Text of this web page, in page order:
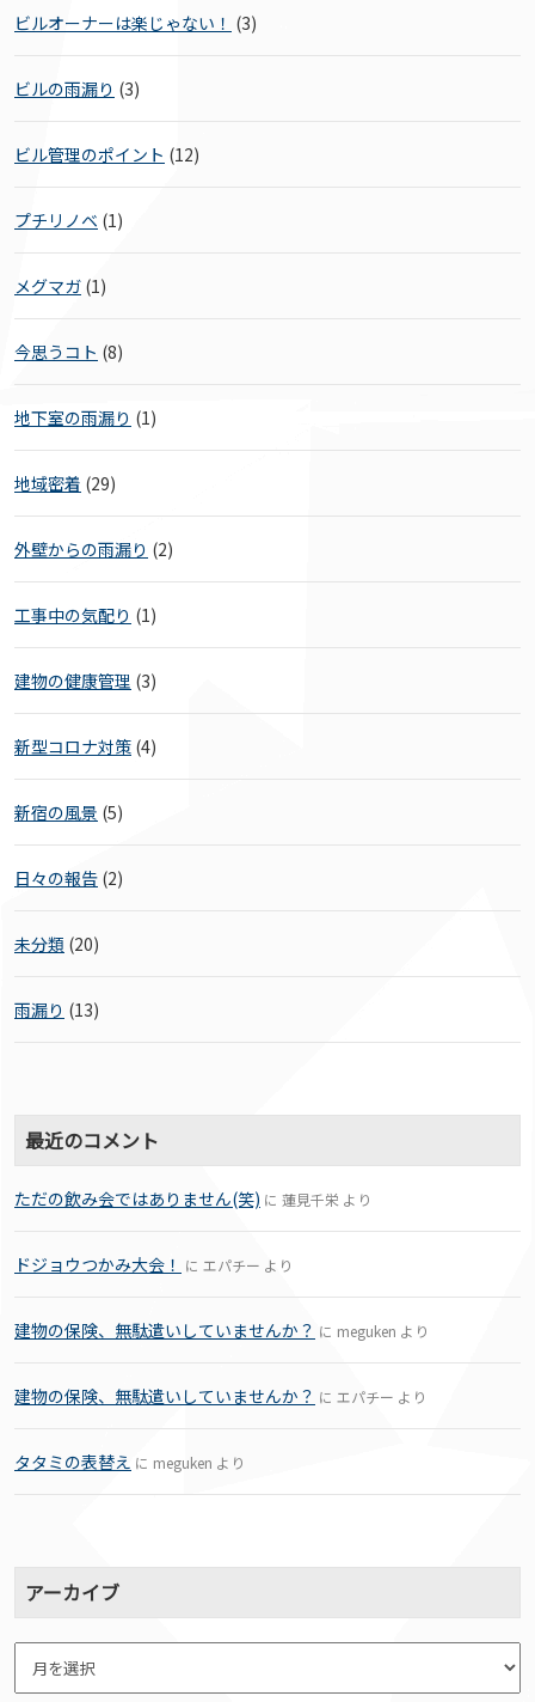
ビルオーナーは楽じゃない！ (3)
ビルの雨漏り (3)
ビル管理のポイント (12)
プチリノベ (1)
メグマガ (1)
今思うコト (8)
地下室の雨漏り (1)
地域密着 (29)
外壁からの雨漏り (2)
工事中の気配り (1)
建物の健康管理 (3)
新型コロナ対策 (4)
新宿の風景 (5)
日々の報告 (2)
未分類 (20)
雨漏り (13)
最近のコメント
ただの飲み会ではありません(笑) に 蓮見千栄 より
ドジョウつかみ大会！ に エパチー より
建物の保険、無駄遣いしていませんか？ に meguken より
建物の保険、無駄遣いしていませんか？ に エパチー より
タタミの表替え に meguken より
アーカイブ